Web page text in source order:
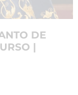
DE
|